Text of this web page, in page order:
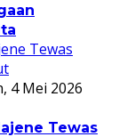
4 Mei 2026
Tewas